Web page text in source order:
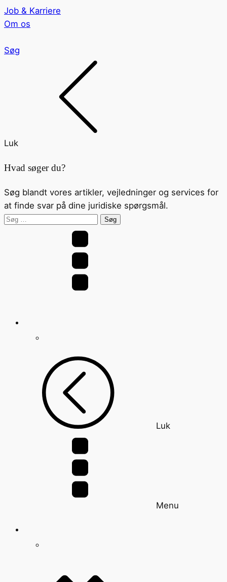
Job & Karriere
Om os
Søg
Luk
Hvad søger du?
Søg blandt vores artikler, vejledninger og services for
at finde svar på dine juridiske spørgsmål.
Søg
Luk
Menu